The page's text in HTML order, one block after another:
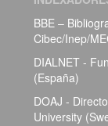
BBE –
Cibec/Inep/
DIALNET -
(España)
DOAJ -
University